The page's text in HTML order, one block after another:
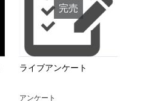
完売
ライブアンケート
アンケート